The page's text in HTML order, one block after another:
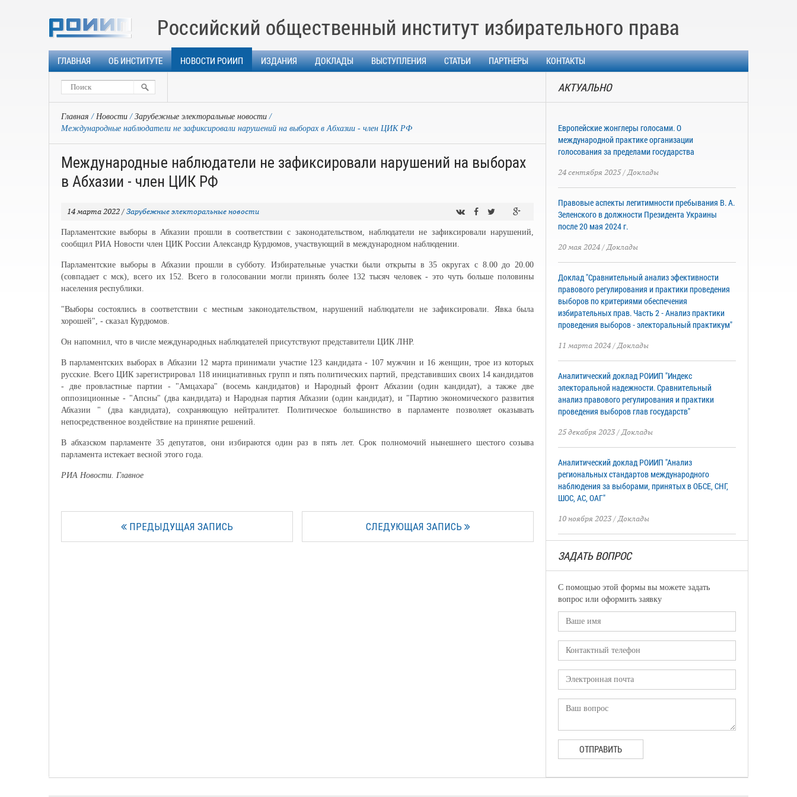
Российский общественный институт избирательного права
ГЛАВНАЯ ОБ ИНСТИТУТЕ НОВОСТИ РОИИП ИЗДАНИЯ ДОКЛАДЫ ВЫСТУПЛЕНИЯ СТАТЬИ ПАРТНЕРЫ КОНТАКТЫ
Главная Новости
Зарубежные электоральные новости
Международные наблюдатели не зафиксировали нарушений на выборах в Абхазии - член ЦИК РФ
Международные наблюдатели не зафиксировали нарушений на выборах
в Абхазии - член ЦИК РФ
14 марта 2022 / Зарубежные электоральные новости
Парламентские выборы в Абхазии прошли в соответствии с законодательством, наблюдатели не зафиксировали нарушений,
сообщил РИА Новости член ЦИК России Александр Курдюмов, участвующий в международном наблюдении.
Парламентские выборы в Абхазии прошли в субботу. Избирательные участки были открыты в 35 округах с 8.00 до 20.00
(совпадает с мск), всего их 152. Всего в голосовании могли принять более 132 тысяч человек - это чуть больше половины
населения республики.
"Выборы состоялись в соответствии с местным законодательством, нарушений наблюдатели не зафиксировали. Явка была
хорошей", - сказал Курдюмов.
Он напомнил, что в числе международных наблюдателей присутствуют представители ЦИК ЛНР.
В парламентских выборах в Абхазии 12 марта принимали участие 123 кандидата - 107 мужчин и 16 женщин, трое из которых
русские. Всего ЦИК зарегистрировал 118 инициативных групп и пять политических партий, представивших своих 14 кандидатов
- две провластные партии - "Амцахара" (восемь кандидатов) и Народный фронт Абхазии (один кандидат), а также две
оппозиционные - "Апсны" (два кандидата) и Народная партия Абхазии (один кандидат), и "Партию экономического развития
Абхазии " (два кандидата), сохраняющую нейтралитет. Политическое большинство в парламенте позволяет оказывать
непосредственное воздействие на принятие решений.
В абхазском парламенте 35 депутатов, они избираются один раз в пять лет. Срок полномочий нынешнего шестого созыва
парламента истекает весной этого года.
РИА Новости. Главное
ПРЕДЫДУЩАЯ ЗАПИСЬ СЛЕДУЮЩАЯ ЗАПИСЬ
АКТУАЛЬНО
Европейские жонглеры голосами. О
международной практике организации
голосования за пределами государства
24 сентября 2025/Доклады
Правовые аспекты легитимности пребывания В. А.
Зеленского в должности Президента Украины
после 20 мая 2024 г.
20 мая 2024 /Доклады
Доклад "Сравнительный анализ эфективности
правового регулирования и практики проведения
выборов по критериями обеспечения
избирательных прав. Часть 2 - Анализ практики
проведения выборов - электоральный практикум"
11 марта 2024 /Доклады
Аналитический доклад РОИИП "Индекс
электоральной надежности. Сравнительный
анализ правового регулирования и практики
проведения выборов глав государств"
25 декабря 2023 /Доклады
Аналитический доклад РОИИП "Анализ
региональных стандартов международного
наблюдения за выборами, принятых в ОБСЕ, СНГ,
ШОС, АС, ОАГ"
10 ноября 2023 /Доклады
ЗАДАТЬ ВОПРОС
С помощью этой формы вы можете задать
вопрос или оформить заявку
ОТПРАВИТЬ